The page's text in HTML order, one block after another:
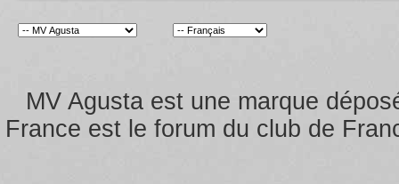
MV Agusta est une marque
France est le forum du club de